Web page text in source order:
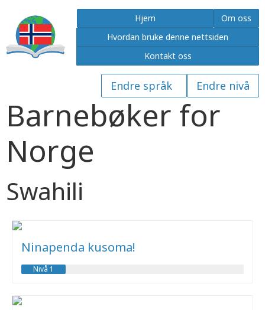
Hjem
Om oss
Hvordan bruke denne nettsiden
Kontakt oss
Barnebøker for
Norge
Swahili
Ninapenda kusoma!
Nivå 1